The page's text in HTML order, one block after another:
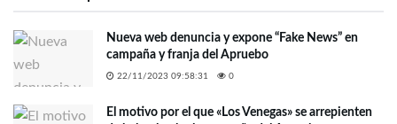
Nueva web denuncia y expone “Fake News” en
campaña y franja del Apruebo
22/11/2023 09:58:31 0
El motivo por el que «Los Venegas» se arrepienten